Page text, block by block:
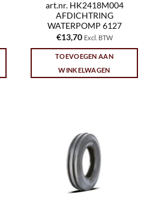
art.nr. HK2418M004
AFDICHTRING
WATERPOMP 6127
€13,70 Excl. BTW
TOEVOEGEN AAN
WINKELWAGEN